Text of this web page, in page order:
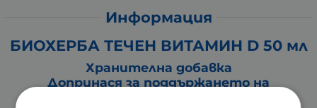
Информация
БИОХЕРБА ТЕЧЕН ВИТАМИН D 50 мл
Хранителна добавка
Допринася за поддържането на